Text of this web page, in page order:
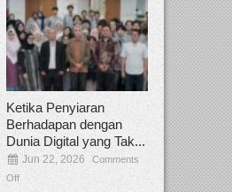
Ketika Penyiaran
Berhadapan dengan
Dunia Digital yang Tak...
Jun 22, 2026
Comments
Off